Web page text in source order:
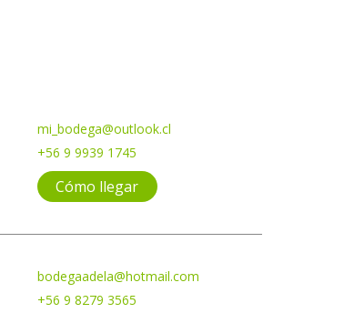
mi_bodega@outlook.cl
+56 9 9939 1745
Cómo llegar
bodegaadela@hotmail.com
+56 9 8279 3565